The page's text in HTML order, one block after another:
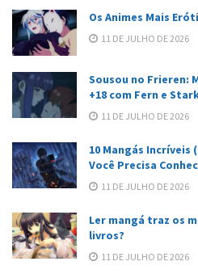
Os Animes Mais
11 DE JULHO DE 2026
Sousou no Frieren:
+18 com Fern e
11 DE JULHO DE 2026
10 Mangás Incríveis
Você Precisa
11 DE JULHO DE 2026
Ler mangá traz os
livros?
11 DE JULHO DE 2026